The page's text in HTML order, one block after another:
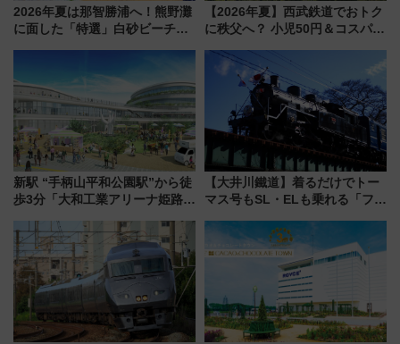
2026年夏は那智勝浦へ！熊野灘
に面した「特選」白砂ビーチは
【2026年夏】西武鉄道でおトク
に秩父へ？ 小児50円＆コスパ最
族旅行！ 深夜の正丸トンネル探
検や特急ラビューも
新駅 “手柄山平和公園駅”から徒
歩3分「大和工業アリーナ姫路」
大相撲巡業など 豪華イベントと
アクセス
【大井川鐵道】着るだけでトー
マス号もSL・ELも乗れる「フリ
受注販売